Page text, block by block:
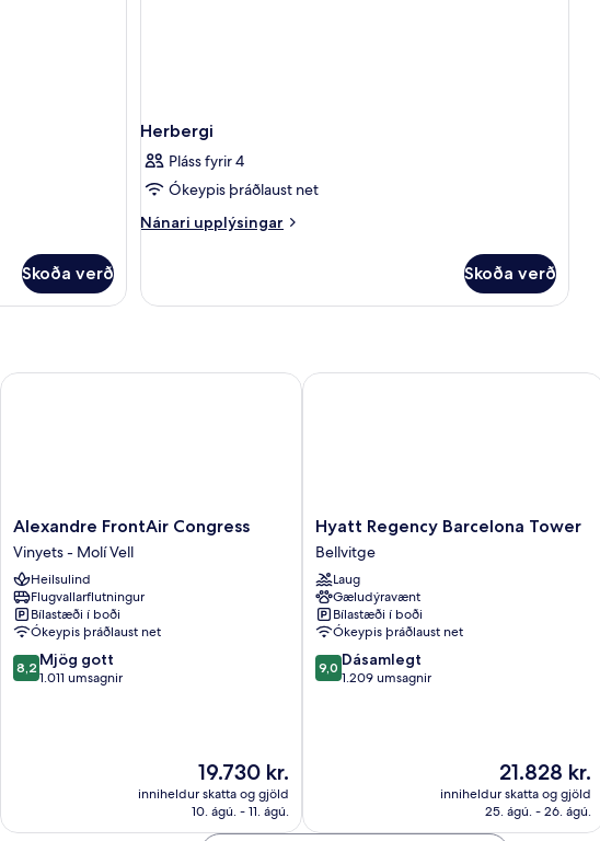
Skoða verð
Herbergi
Pláss fyrir 4
Ókeypis þráðlaust net
Nánari upplýsingar
Nánari
Skoða verð
Alexandre
FrontAir
Congress
Vinyets
-
Molí
Vell
Alexandre FrontAir Congress
Vinyets - Molí Vell
Heilsulind
Flugvallarflutningur
Bílastæði í boði
Ókeypis þráðlaust net
8.2
af
8,2 Mjög gott
1.011 umsagnir
Verðið
er
19.730 kr.
19.730 kr.
inniheldur skatta og gjöld
10. ágú. - 11. ágú.
Alexandre FrontAir Congress
Hyatt
Regency
Barcelona
Tower
Bellvitge
Hyatt Regency Barcelona Tower
Bellvitge
Laug
Gæludýravænt
Bílastæði í boði
Ókeypis þráðlaust net
9.0
af
9,0 Dásamlegt
1.209 umsagnir
Verðið
er
21.828 kr.
21.828 kr.
inniheldur skatta og gjöld
25. ágú. - 26. ágú.
Hyatt Regency Barcelona Tower